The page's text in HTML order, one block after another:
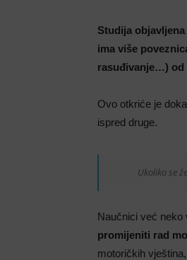
Studija
ima više
rasuđivanje…) od
Ovo otkriće je
ispred druge.
Ukoliko se
Naučnici već neko
promijeniti rad
motoričkih